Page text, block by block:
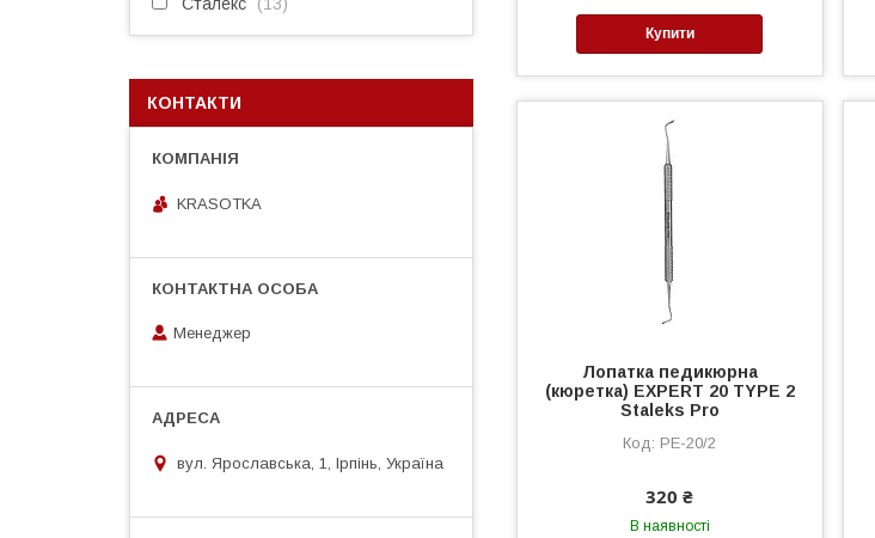
Купити
Лопатка педикюрна
(кюретка) EXPERT 20 TYPE 2
Staleks Pro
PE-20/2
320 ₴
В наявності
КОНТАКТИ
KRASOTKA
Менеджер
вул. Ярославська, 1, Ірпінь, Україна